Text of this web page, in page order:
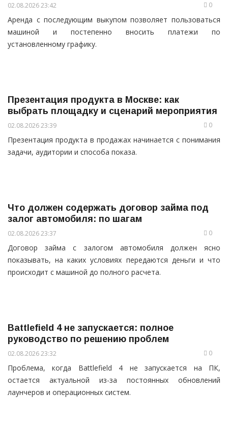
02.08.2026 23:42 0
Аренда с последующим выкупом позволяет пользоваться
машиной и постепенно вносить платежи по
установленному графику.
Презентация продукта в Москве: как
выбрать площадку и сценарий мероприятия
02.08.2026 23:39 0
Презентация продукта в продажах начинается с понимания
задачи, аудитории и способа показа.
Что должен содержать договор займа под
залог автомобиля: по шагам
02.08.2026 23:37 0
Договор займа с залогом автомобиля должен ясно
показывать, на каких условиях передаются деньги и что
происходит с машиной до полного расчета.
Battlefield 4 не запускается: полное
руководство по решению проблем
02.08.2026 23:32 0
Проблема, когда Battlefield 4 не запускается на ПК,
остается актуальной из-за постоянных обновлений
лаунчеров и операционных систем.